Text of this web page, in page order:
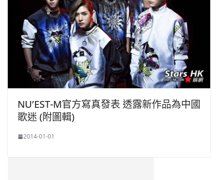
NU’EST-M官方寫真發表 透露新作品為中國
歌迷 (附圖輯)
2014-01-01